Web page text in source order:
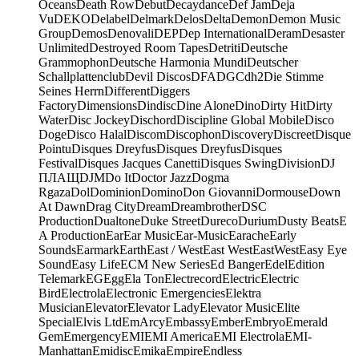
OceansDeath RowDebutDecaydanceDef JamDeja
VuDEKODelabelDelmarkDelosDeltaDemonDemon Music
GroupDemosDenovaliDEPDep InternationalDeramDesaster
UnlimitedDestroyed Room TapesDetritiDeutsche
GrammophonDeutsche Harmonia MundiDeutscher
SchallplattenclubDevil DiscosDFADGCdh2Die Stimme
Seines HerrnDifferentDiggers
FactoryDimensionsDindiscDine AloneDinoDirty HitDirty
WaterDisc JockeyDischordDiscipline Global MobileDisco
DogeDisco HalalDiscomDiscophonDiscoveryDiscreetDisque
PointuDisques DreyfusDisques DreyfusDisques
FestivalDisques Jacques CanettiDisques SwingDivisionDJ
ПЛАЩDJMDo ItDoctor JazzDogma
RgazaDolDominionDominoDon GiovanniDormouseDown
At DawnDrag CityDreamDreambrotherDSC
ProductionDualtoneDuke StreetDurecoDuriumDusty BeatsE
A ProductionEarEar MusicEar-MusicEaracheEarly
SoundsEarmarkEarthEast / WestEast WestEastWestEasy Eye
SoundEasy LifeECM New SeriesEd BangerEdelEdition
TelemarkEGEggEla TonElectrecordElectricElectric
BirdElectrolaElectronic EmergenciesElektra
MusicianElevatorElevator LadyElevator MusicElite
SpecialElvis LtdEmArcyEmbassyEmberEmbryoEmerald
GemEmergencyEMIEMI AmericaEMI ElectrolaEMI-
ManhattanEmidiscEmikaEmpireEndless